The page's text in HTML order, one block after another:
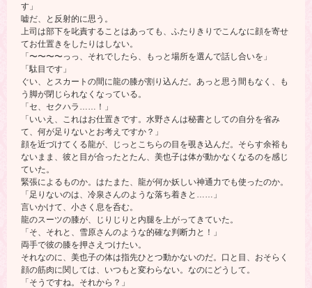
す」
嘘だ、と反射的に思う。
上司は部下を叱責することはあっても、ふたりきりでこんなに顔を寄せ
てお仕置きをしたりはしない。
「〜〜〜〜っっ、それでしたら、もっと場所を選んで話し合いを」
「駄目です」
ぐい、とスカートの間に龍の膝が割り込んだ。あっと思う間もなく、も
う脚が閉じられなくなっている。
「セ、セクハラ……！」
「いいえ、これはお仕置きです。水野さんは秘書としての自分を省み
て、何が足りないとお考えですか？」
顔を近づけてくる龍が、じっとこちらの目を覗き込んだ。そらす余裕も
ないまま、彼と目が合ったとたん、美也子は体が動かなくなるのを感じ
ていた。
緊張によるものか。はたまた、龍が何か妖しい神通力でも使ったのか。
「足りないのは、冷泉さんのような落ち着きと……」
言いかけて、小さく息を呑む。
龍のスーツの膝が、じりじりと内腿を上がってきていた。
「そ、それと、雪原さんのような的確な判断力と！」
両手で彼の膝を押さえつけたい。
それなのに、美也子の体は指先ひとつ動かないのだ。口と目、おそらく
顔の筋肉に関しては、いつもと変わらない。なのにどうして。
「そうですね。それから？」